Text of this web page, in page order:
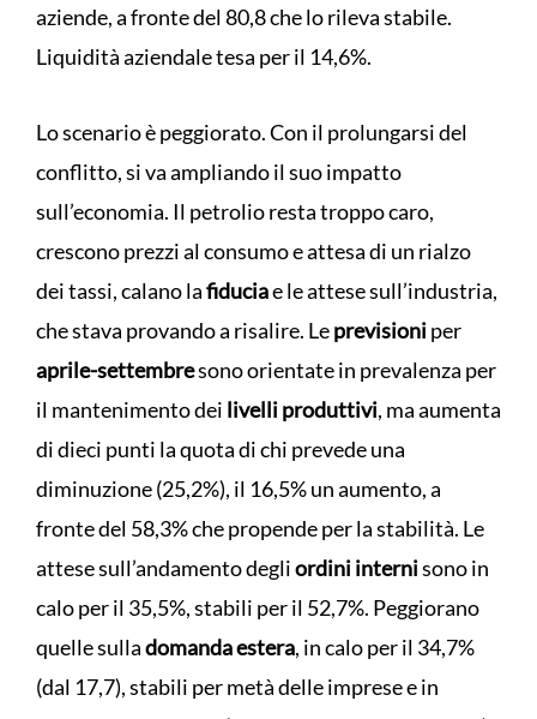
aziende, a fronte del 80,8 che lo rileva stabile.
Liquidità aziendale tesa per il 14,6%.
Lo scenario è peggiorato. Con il prolungarsi del
conflitto, si va ampliando il suo impatto
sull’economia. Il petrolio resta troppo caro,
crescono prezzi al consumo e attesa di un rialzo
dei tassi, calano lafiduciae le attese sull’industria,
che stava provando a risalire. Leprevisioniper
aprile-settembresono orientate in prevalenza per
il mantenimento dei livelli produttivi, ma aumenta
di dieci punti la quota di chi prevede una
diminuzione (25,2%), il 16,5% un aumento, a
fronte del 58,3% che propende per la stabilità. Le
attese sull’andamento degliordini internisono in
calo per il 35,5%, stabili per il 52,7%. Peggiorano
quelle sulladomanda estera, in calo per il 34,7%
(dal 17,7), stabili per metà delle imprese e in